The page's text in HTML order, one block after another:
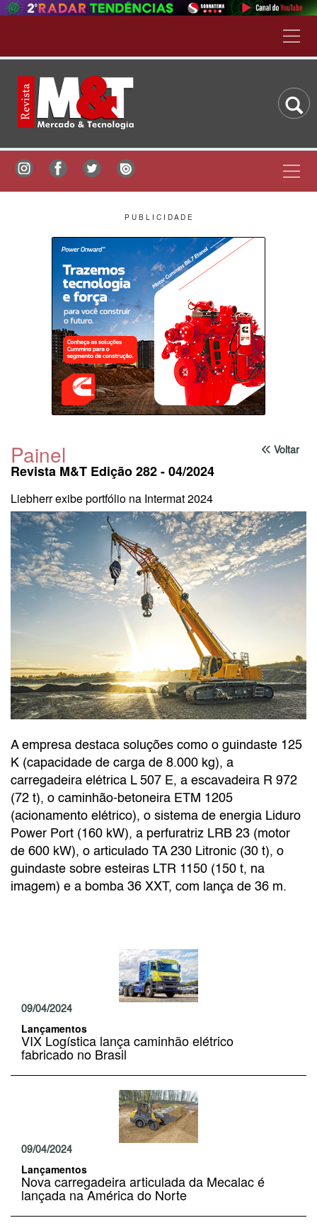
P U B L I C I D A D E
Voltar
Painel
Revista M&T Edição 282 - 04/2024
Liebherr exibe portfólio na Intermat 2024
A empresa destaca soluções como o guindaste 125
K (capacidade de carga de 8.000 kg), a
carregadeira elétrica L 507 E, a escavadeira R 972
(72 t), o caminhão-betoneira ETM 1205
(acionamento elétrico), o sistema de energia Liduro
Power Port (160 kW), a perfuratriz LRB 23 (motor
de 600 kW), o articulado TA 230 Litronic (30 t), o
guindaste sobre esteiras LTR 1150 (150 t, na
imagem) e a bomba 36 XXT, com lança de 36 m.
09/04/2024
Lançamentos
VIX Logística lança caminhão elétrico
fabricado no Brasil
09/04/2024
Lançamentos
Nova carregadeira articulada da Mecalac é
lançada na América do Norte